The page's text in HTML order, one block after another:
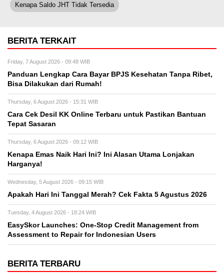
Kenapa Saldo JHT Tidak Tersedia
BERITA TERKAIT
Friday, 7 August 2026 - 09:48 WIB
Panduan Lengkap Cara Bayar BPJS Kesehatan Tanpa Ribet,
Bisa Dilakukan dari Rumah!
Thursday, 6 August 2026 - 15:31 WIB
Cara Cek Desil KK Online Terbaru untuk Pastikan Bantuan
Tepat Sasaran
Thursday, 6 August 2026 - 09:12 WIB
Kenapa Emas Naik Hari Ini? Ini Alasan Utama Lonjakan
Harganya!
Wednesday, 5 August 2026 - 09:15 WIB
Apakah Hari Ini Tanggal Merah? Cek Fakta 5 Agustus 2026
Tuesday, 4 August 2026 - 18:24 WIB
EasySkor Launches: One-Stop Credit Management from
Assessment to Repair for Indonesian Users
BERITA TERBARU